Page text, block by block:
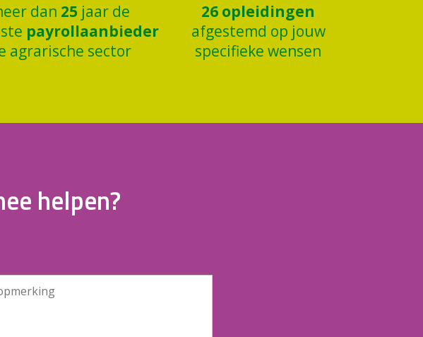
dan 25 jaar de
payrollaanbieder
agrarische sector
26 opleidingen
afgestemd op jouw
specifieke wensen
helpen?